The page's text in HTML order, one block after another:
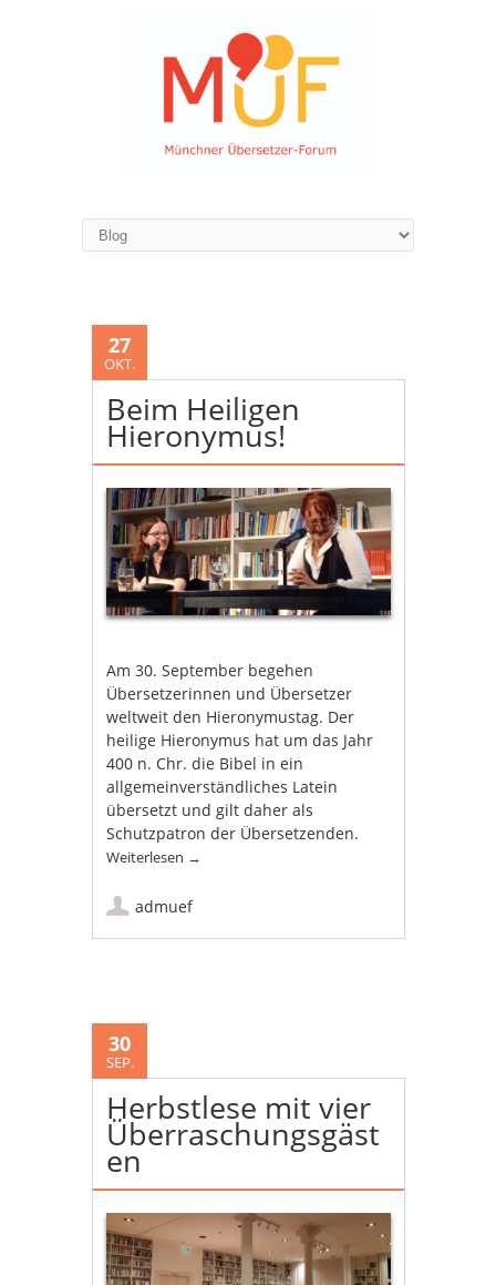
27
OKT.
Beim Heiligen
Hieronymus!
Am 30. September begehen
Übersetzerinnen und Übersetzer
weltweit den Hieronymustag. Der
heilige Hieronymus hat um das Jahr
400 n. Chr. die Bibel in ein
allgemeinverständliches Latein
übersetzt und gilt daher als
Schutzpatron der Übersetzenden.
Weiterlesen →
admuef
30
SEP.
Herbstlese mit vier
Überraschungsgäst
en